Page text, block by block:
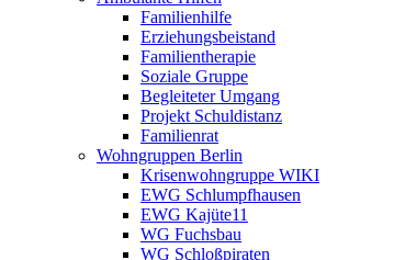
Familienhilfe
Erziehungsbeistand
Familientherapie
Soziale Gruppe
Begleiteter Umgang
Projekt Schuldistanz
Familienrat
Wohngruppen Berlin
Krisenwohngruppe WIKI
EWG Schlumpfhausen
EWG Kajüte11
WG Fuchsbau
WG Schloßpiraten